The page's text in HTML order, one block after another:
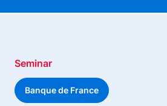
Seminar
Banque de France